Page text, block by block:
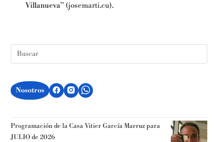
Villanueva” (josemarti.cu).
Nosotros
Programación de la Casa Vitier García Marruz para
JULIO de 2026